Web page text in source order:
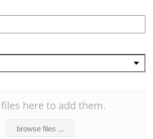
here to add them.
browse files ...